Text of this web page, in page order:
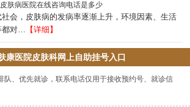
肤病医院在线咨询电话是多少
社会，皮肤病的发病率逐渐上升，环境因素、生活
都对… 【详细】
康医院皮肤科网上自助挂号入口
队、优先就诊，联系电话仅用于接收预约号、就诊信